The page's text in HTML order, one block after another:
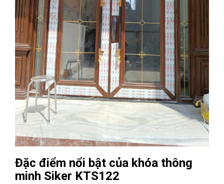
Đặc điểm nổi bật của khóa thông
minh Siker KTS122